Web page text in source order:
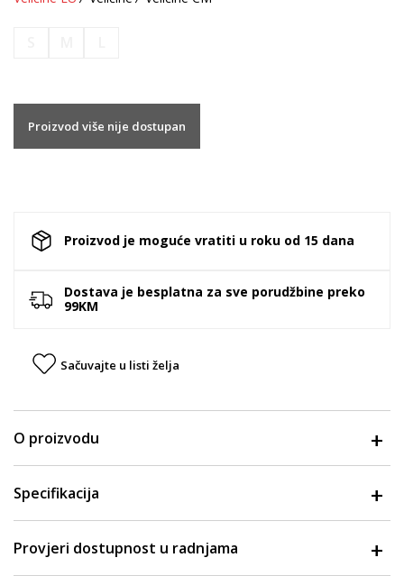
Proizvod više nije dostupan
Proizvod je moguće vratiti u roku od 15 dana
Dostava je besplatna za sve porudžbine preko
99KM
Sačuvajte u listi želja
O proizvodu
Specifikacija
Provjeri dostupnost u radnjama